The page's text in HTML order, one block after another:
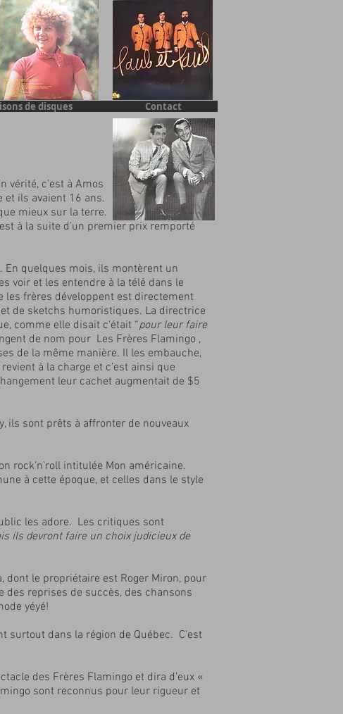
de disques Contact
vérité, c’est à Amos
et ils avaient 16 ans.
mieux sur la terre.
à la suite d’un premier prix remporté
En quelques mois, ils montèrent un
voir et les entendre à la télé dans le
les frères développent est directement
de sketchs humoristiques. La directrice
comme elle disait c’était “pour leur faire
de nom pour Les Frères Flamingo ,
de la même manière. Il les embauche,
à la charge et c’est ainsi que
leur cachet augmentait de $5
ils sont prêts à affronter de nouveaux
rock’n’roll intitulée Mon américaine.
à cette époque, et celles dans le style
les adore. Les critiques sont
ils devront faire un choix judicieux de
le propriétaire est Roger Miron, pour
reprises de succès, des chansons
yéyé!
dans la région de Québec. C’est
des Frères Flamingo et dira d’eux «
sont reconnus pour leur rigueur et